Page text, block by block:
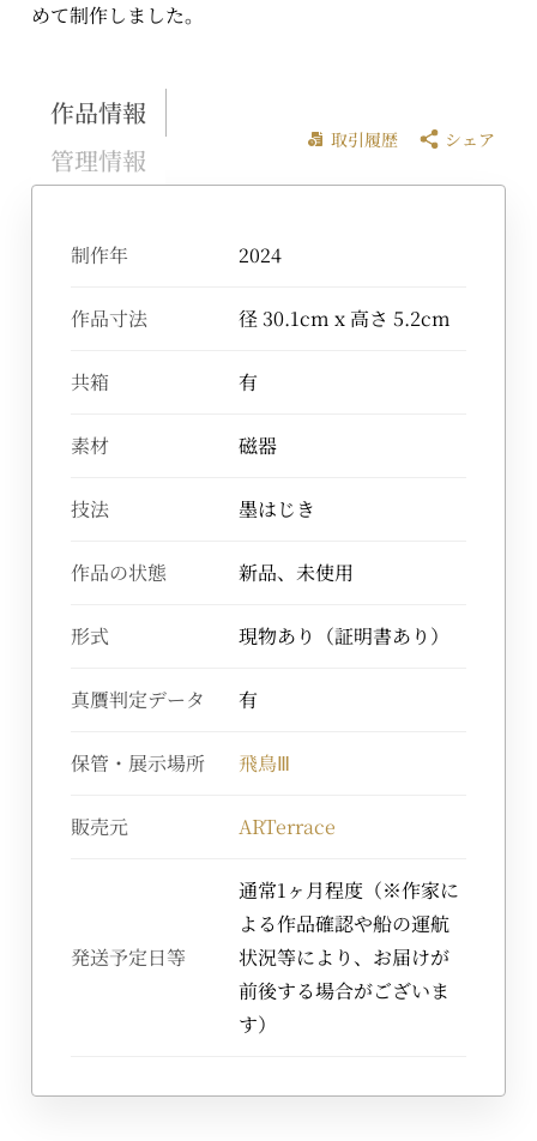
めて制作しました。
作品情報
管理情報
取引履歴 シェア
制作年 2024
作品寸法 径 30.1cm x 高さ 5.2cm
共箱 有
素材 磁器
技法 墨はじき
作品の状態 新品、未使用
形式 現物あり（証明書あり）
真贋判定データ 有
保管・展示場所 飛鳥Ⅲ
販売元 ARTerrace
発送予定日等
通常1ヶ月程度（※作家に
よる作品確認や船の運航
状況等により、お届けが
前後する場合がございま
す）